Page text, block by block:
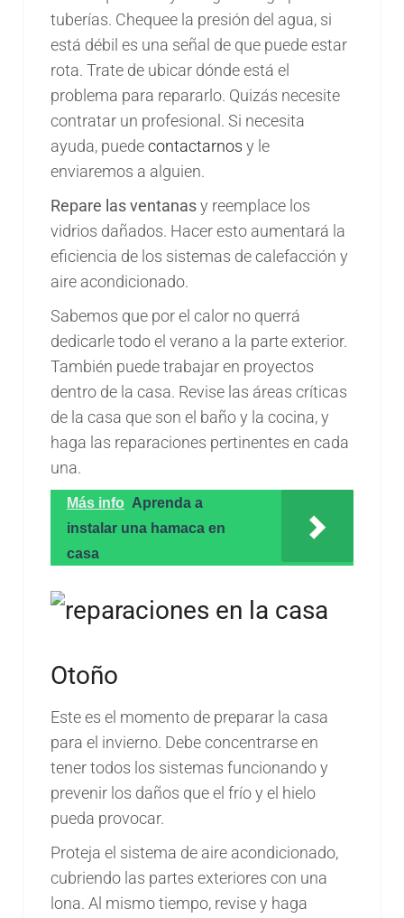
tuberías. Chequee la presión del agua, si
está débil es una señal de que puede estar
rota. Trate de ubicar dónde está el
problema para repararlo. Quizás necesite
contratar un profesional. Si necesita
ayuda, puedecontactarnos y le
enviaremos a alguien.
Repare las ventanasy reemplace los
vidrios dañados. Hacer esto aumentará la
eficiencia de los sistemas de calefacción y
aire acondicionado.
Sabemos que por el calor no querrá
dedicarle todo el verano a la parte exterior.
También puede trabajar en proyectos
dentro de la casa. Revise las áreas críticas
de la casa que son el baño y la cocina, y
haga las reparaciones pertinentes en cada
una.
Más info Aprenda a
instalar una hamaca en
casa
Otoño
Este es el momento de preparar la casa
para el invierno. Debe concentrarse en
tener todos los sistemas funcionando y
prevenir los daños que el frío y el hielo
pueda provocar.
Proteja el sistema de aire acondicionado,
cubriendo las partes exteriores con una
lona. Al mismo tiempo, revise y haga